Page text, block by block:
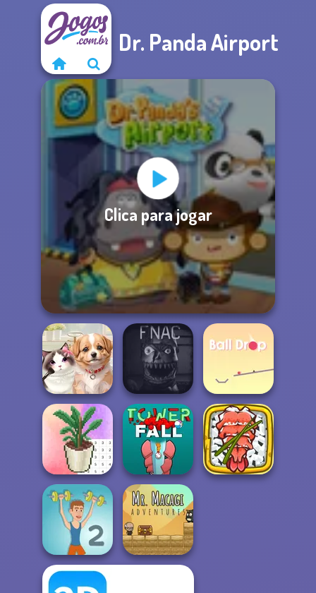
Dr. Panda Airport
Clica para jogar
Pet Salon
Five Nights At
Christmas
Ball Drop
Coloring by
Numbers - Pixel
Ro...
Tower Fall